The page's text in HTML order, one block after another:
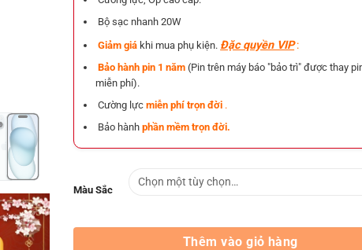
Bộ sạc nhanh 20W
Giảm giá khi mua phụ kiện. Đặc quyền VIP:
Bảo hành pin 1 năm(Pin trên máy báo "bảo trì" được thay
miễn phí).
Cường lựcmiễn phí trọn đời .
Bảo hànhphần mềm trọn đời.
Màu Sắc
Thêm vào giỏ hàng